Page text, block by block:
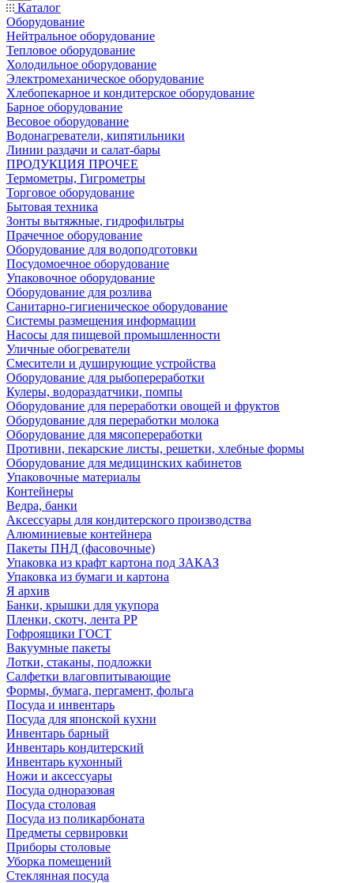
Каталог
Оборудование
Нейтральное оборудование
Тепловое оборудование
Холодильное оборудование
Электромеханическое оборудование
Хлебопекарное и кондитерское оборудование
Барное оборудование
Весовое оборудование
Водонагреватели, кипятильники
Линии раздачи и салат-бары
ПРОДУКЦИЯ ПРОЧЕЕ
Термометры, Гигрометры
Торговое оборудование
Бытовая техника
Зонты вытяжные, гидрофильтры
Прачечное оборудование
Оборудование для водоподготовки
Посудомоечное оборудование
Упаковочное оборудование
Оборудование для розлива
Санитарно-гигиеническое оборудование
Системы размещения информации
Насосы для пищевой промышленности
Уличные обогреватели
Смесители и душирующие устройства
Оборудование для рыбопереработки
Кулеры, водораздатчики, помпы
Оборудование для переработки овощей и фруктов
Оборудование для переработки молока
Оборудование для мясопереработки
Противни, пекарские листы, решетки, хлебные формы
Оборудование для медицинских кабинетов
Упаковочные материалы
Контейнеры
Ведра, банки
Аксессуары для кондитерского производства
Алюминиевые контейнера
Пакеты ПНД (фасовочные)
Упаковка из крафт картона под ЗАКАЗ
Упаковка из бумаги и картона
Я архив
Банки, крышки для укупора
Пленки, скотч, лента РР
Гофроящики ГОСТ
Вакуумные пакеты
Лотки, стаканы, подложки
Салфетки влаговпитывающие
Формы, бумага, пергамент, фольга
Посуда и инвентарь
Посуда для японской кухни
Инвентарь барный
Инвентарь кондитерский
Инвентарь кухонный
Ножи и аксессуары
Посуда одноразовая
Посуда столовая
Посуда из поликарбоната
Предметы сервировки
Приборы столовые
Уборка помещений
Стеклянная посуда